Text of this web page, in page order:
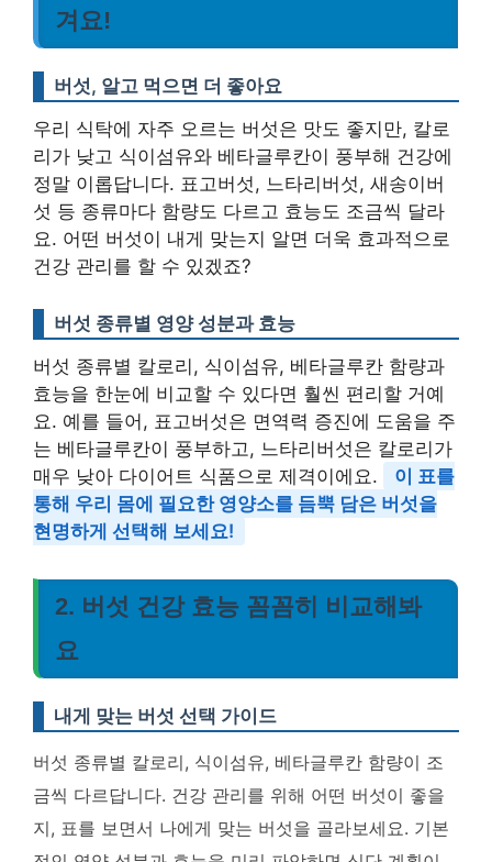
겨요!
버섯, 알고 먹으면 더 좋아요
우리 식탁에 자주 오르는 버섯은 맛도 좋지만, 칼로
리가 낮고 식이섬유와 베타글루칸이 풍부해 건강에
정말 이롭답니다. 표고버섯, 느타리버섯, 새송이버
섯 등 종류마다 함량도 다르고 효능도 조금씩 달라
요. 어떤 버섯이 내게 맞는지 알면 더욱 효과적으로
건강 관리를 할 수 있겠죠?
버섯 종류별 영양 성분과 효능
버섯 종류별 칼로리, 식이섬유, 베타글루칸 함량과
효능을 한눈에 비교할 수 있다면 훨씬 편리할 거예
요. 예를 들어, 표고버섯은 면역력 증진에 도움을 주
는 베타글루칸이 풍부하고, 느타리버섯은 칼로리가
매우 낮아 다이어트 식품으로 제격이에요.
이 표를
통해 우리 몸에 필요한 영양소를 듬뿍 담은 버섯을
현명하게 선택해 보세요!
2. 버섯 건강 효능 꼼꼼히 비교해봐
요
내게 맞는 버섯 선택 가이드
버섯 종류별 칼로리, 식이섬유, 베타글루칸 함량이 조
금씩 다르답니다. 건강 관리를 위해 어떤 버섯이 좋을
지, 표를 보면서 나에게 맞는 버섯을 골라보세요. 기본